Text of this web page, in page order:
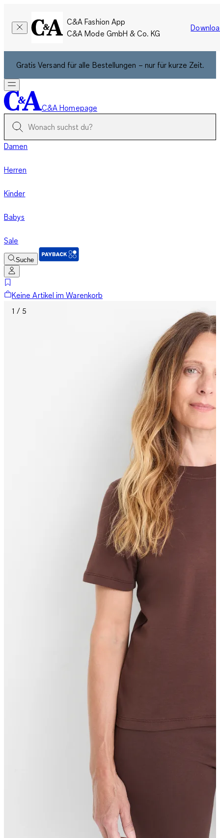
C&A Fashion App
C&A Mode GmbH & Co. KG
Gratis Versand für alle Bestellungen – nur für kurze Zeit.
C&A Homepage
Damen
Herren
Kinder
Babys
Sale
Suche
Keine Artikel im Warenkorb
1 / 5